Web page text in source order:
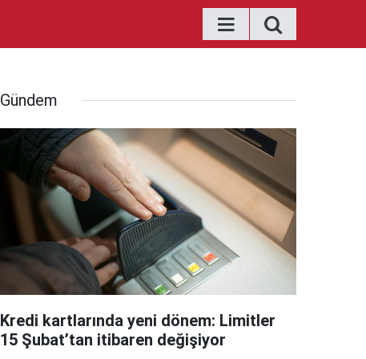
Gündem
Kredi kartlarında yeni dönem: Limitler
15 Şubat’tan itibaren değişiyor